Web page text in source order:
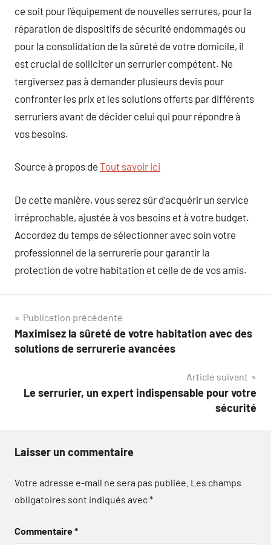
ce soit pour l’équipement de nouvelles serrures, pour la
réparation de dispositifs de sécurité endommagés ou
pour la consolidation de la sûreté de votre domicile, il
est crucial de solliciter un serrurier compétent. Ne
tergiversez pas à demander plusieurs devis pour
confronter les prix et les solutions offerts par différents
serruriers avant de décider celui qui pour répondre à
vos besoins.
Source à propos de Tout savoir ici
De cette manière, vous serez sûr d’acquérir un service
irréprochable, ajustée à vos besoins et à votre budget.
Accordez du temps de sélectionner avec soin votre
professionnel de la serrurerie pour garantir la
protection de votre habitation et celle de de vos amis.
Navigation
de
Publication précédente
Maximisez la sûreté de votre habitation avec des
solutions de serrurerie avancées
Article suivant
Le serrurier, un expert indispensable pour votre
sécurité
Laisser un commentaire
Votre adresse e-mail ne sera pas publiée. Les champs
obligatoires sont indiqués avec*
Commentaire*